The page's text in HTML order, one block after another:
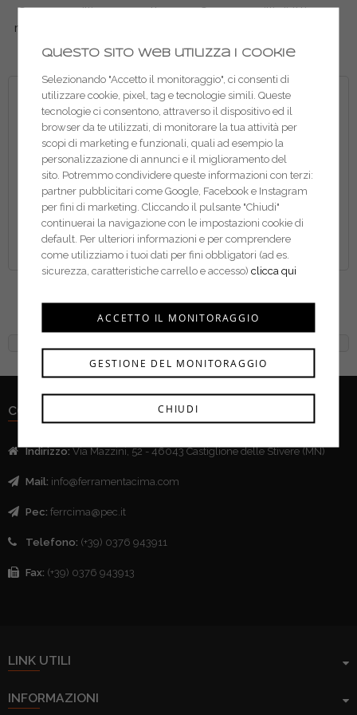
Carcano grilli a cuore alta
resistenza con perno a vite
Carcano grilli diritti con
A521B
CONTATTI
Indirizzo:Via Mazzini, 52 - 46043 Castiglione delle Stivere (MN)
Mail: info@ferramentacima.com
Pec: ferrcima@pec.it
Telefono: (+39) 0376 943911
Fax: (+39) 0376 943913
LINK UTILI
INFORMAZIONI
Questo sito web utilizza i cookie
Selezionando "Accetto il monitoraggio", ci consenti di
utilizzare cookie, pixel, tag e tecnologie simili. Queste
tecnologie ci consentono, attraverso il dispositivo ed il
browser da te utilizzati, di monitorare la tua attività per
scopi di marketing e funzionali, quali ad esempio la
personalizzazione di annunci e il miglioramento del
sito. Potremmo condividere queste informazioni con terzi:
partner pubblicitari come Google, Facebook e Instagram
per fini di marketing. Cliccando il pulsante "Chiudi"
continuerai la navigazione con le impostazioni cookie di
default. Per ulteriori informazioni e per comprendere
come utilizziamo i tuoi dati per fini obbligatori (ad es.
sicurezza, caratteristiche carrello e accesso)clicca qui
CHIUDI
GESTIONE DEL MONITORAGGIO
ACCETTO IL MONITORAGGIO